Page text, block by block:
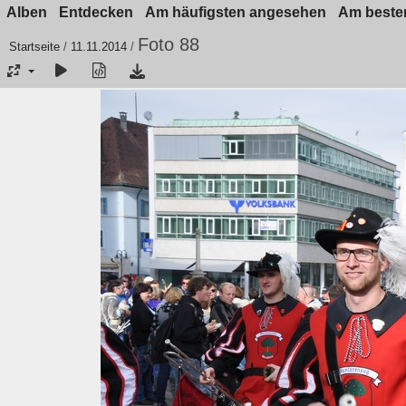
Alben Entdecken Am häufigsten angesehen Am
Startseite / 11.11.2014 / Foto 88